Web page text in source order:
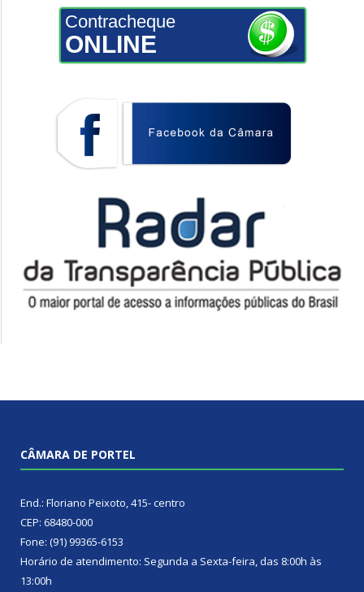
Contracheque
ONLINE
CÂMARA DE PORTEL
End.: Floriano Peixoto, 415- centro
CEP: 68480-000
Fone: (91) 99365-6153
Horário de atendimento: Segunda a Sexta-feira, das 8:00h às
13:00h